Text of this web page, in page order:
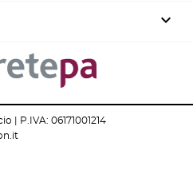

| P.IVA: 06171001214